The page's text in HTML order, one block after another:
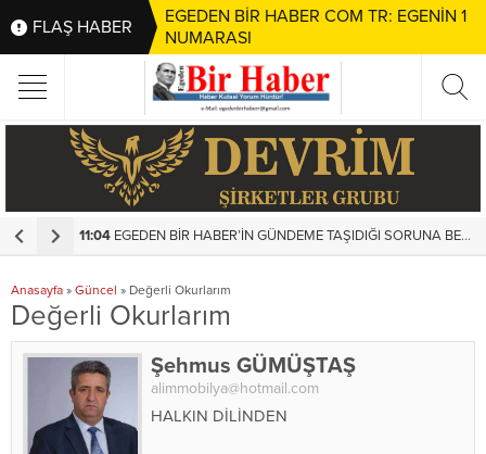
FLAŞ HABER
EGEDEN BİR HABER COM TR: EGENİN 1
NUMARASI
11:04 EGEDEN BİR HABER’İN GÜNDEME TAŞIDIĞI SORUNA BELEDİYEDEN HIZLI MÜDAHALE
Anasayfa » Güncel » Değerli Okurlarım
Değerli Okurlarım
Şehmus GÜMÜŞTAŞ
alimmobilya@hotmail.com
HALKIN DİLİNDEN